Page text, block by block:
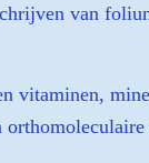
van
vitaminen,